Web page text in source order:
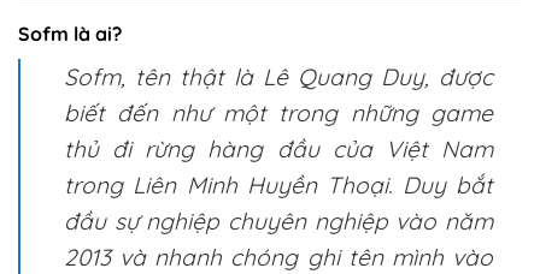
Sofm là ai?
Sofm, tên thật là Lê Quang Duy, được
biết đến như một trong những game
thủ đi rừng hàng đầu của Việt Nam
trong Liên Minh Huyền Thoại. Duy bắt
đầu sự nghiệp chuyên nghiệp vào năm
2013 và nhanh chóng ghi tên mình vào